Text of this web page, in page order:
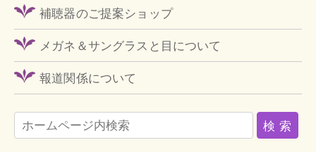
補聴器のご提案ショップ
メガネ＆サングラスと目について
報道関係について